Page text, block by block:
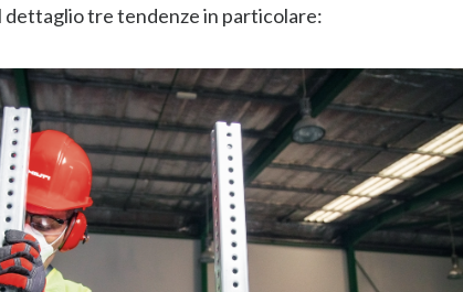
dettaglio tre tendenze in particolare: